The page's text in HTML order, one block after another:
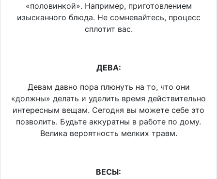
«половинкой». Например, приготовлением
изысканного блюда. Не сомневайтесь, процесс
сплотит вас.
ДЕВА:
Девам давно пора плюнуть на то, что они
«должны» делать и уделить время действительно
интересным вещам. Сегодня вы можете себе это
позволить. Будьте аккуратны в работе по дому.
Велика вероятность мелких травм.
ВЕСЫ: